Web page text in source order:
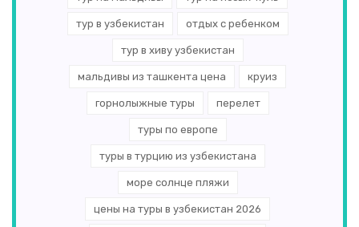
тур в узбекистан отдых с ребенком
тур в хиву узбекистан
мальдивы из ташкента цена круиз
горнолыжные туры перелет
туры по европе
туры в турцию из узбекистана
море солнце пляжи
цены на туры в узбекистан 2026